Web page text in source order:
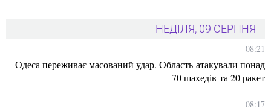
НЕДІЛЯ, 09 СЕРПНЯ
08:21
Одеса переживає масований удар. Область атакували понад
70 шахедів та 20 ракет
08:17